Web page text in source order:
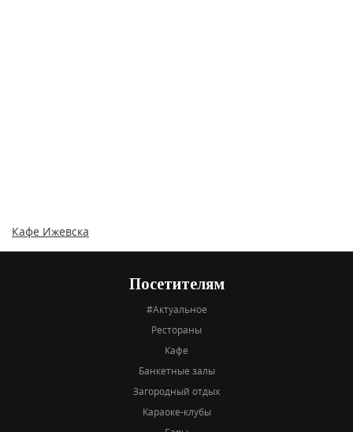
Кафе Ижевска
Посетителям
#Актуальное
Рестораны
Кафе
Банкетные залы
Загородный отдых
Караоке-клубы